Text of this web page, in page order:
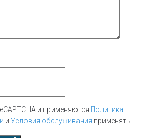
и применяются Политика
и Условия обслуживания применять.